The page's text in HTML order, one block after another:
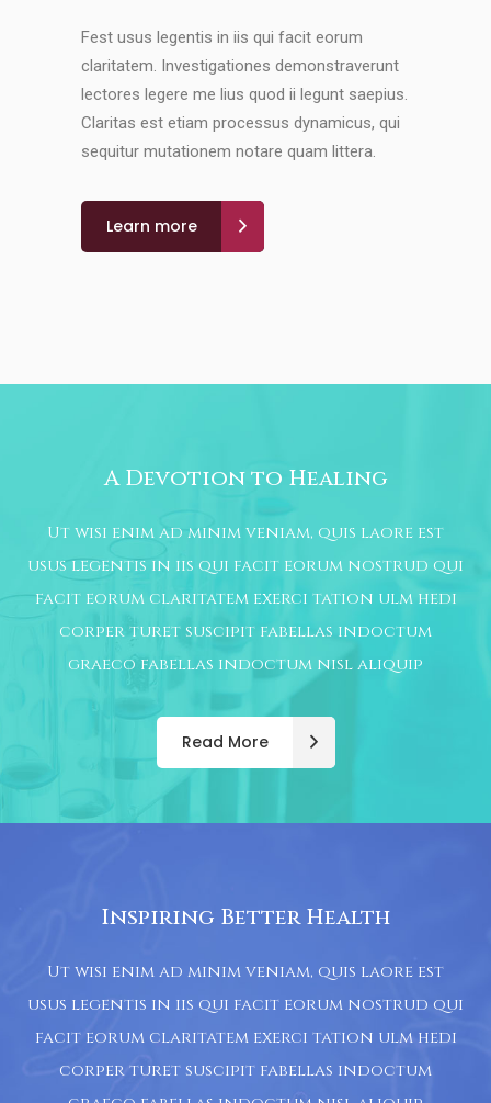
Fest usus legentis in iis qui facit eorum
claritatem. Investigationes demonstraverunt
lectores legere me lius quod ii legunt saepius.
Claritas est etiam processus dynamicus, qui
sequitur mutationem notare quam littera.
Learn more
A Devotion to Healing
Ut wisi enim ad minim veniam, quis laore est
usus legentis in iis qui facit eorum nostrud qui
facit eorum claritatem exerci tation ulm hedi
corper turet suscipit fabellas indoctum
graeco fabellas indoctum nisl aliquip
Read More
Inspiring Better Health
Ut wisi enim ad minim veniam, quis laore est
usus legentis in iis qui facit eorum nostrud qui
facit eorum claritatem exerci tation ulm hedi
corper turet suscipit fabellas indoctum